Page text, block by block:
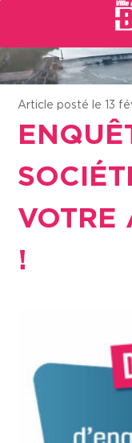
Article posté le 13
VOTRE
!